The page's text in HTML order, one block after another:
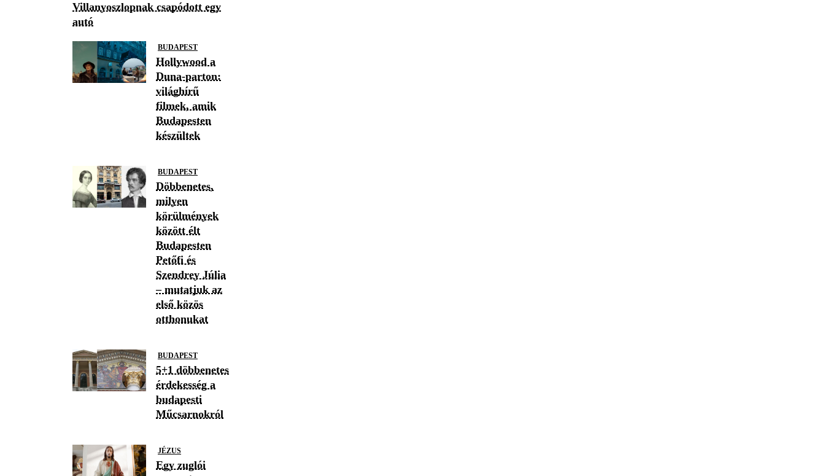
Villanyoszlopnak csapódott egy
autó
BUDAPEST
Hollywood a
Duna-parton:
világhírű
filmek, amik
Budapesten
készültek
BUDAPEST
Döbbenetes,
milyen
körülmények
között élt
Budapesten
Petőfi és
Szendrey Júlia
– mutatjuk az
első közös
otthonukat
BUDAPEST
5+1 döbbenetes
érdekesség a
budapesti
Műcsarnokról
JÉZUS
Egy zuglói